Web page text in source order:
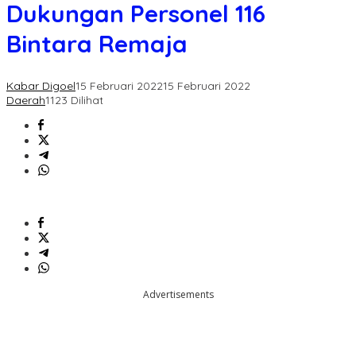
116
Remaja
Dukungan Personel 116
Bintara Remaja
Kabar Digoel15 Februari 202215 Februari 2022
Daerah1123 Dilihat
Advertisements